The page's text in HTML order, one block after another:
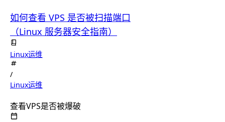
如何查看 VPS 是否被扫描端口
（Linux 服务器安全指南）
Linux运维
/
Linux运维
查看VPS是否被爆破